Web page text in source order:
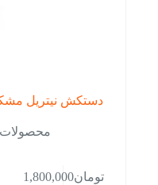
دستکش نیتریل مشکی
تومان1,800,000